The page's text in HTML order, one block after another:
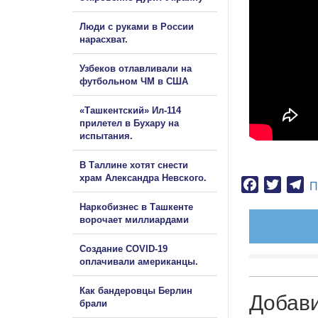
Facebook
Twitter
Люди с руками в России
нарасхват.
Узбеков отлавливали на
футбольном ЧМ в США
«Ташкентский» Ил-114
прилетел в Бухару на
испытания.
В Таллине хотят снести
храм Александра Невского.
Наркобизнес в Ташкенте
ворочает миллиардами
Создание COVID-19
оплачивали американцы.
Как бандеровцы Берлин
брали